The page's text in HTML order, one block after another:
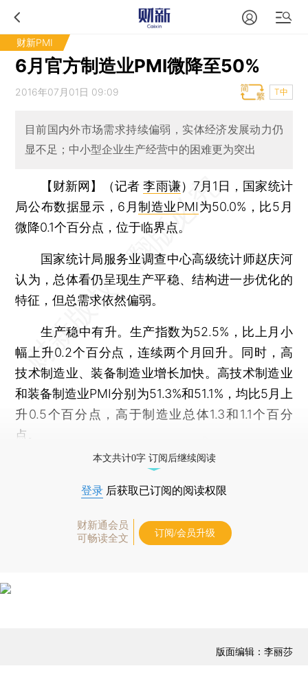
财新PMI
6月官方制造业PMI微降至50%
2016年07月01日 09:09 T中
目前国内外市场需求持续偏弱，实体经济发展动力仍
显不足；中小型企业生产经营中的困难更为突出
【财新网】（记者李雨谦） 7月1日，国家统计
局公布数据显示，6月制造业PMI为50.0%，比5月
微降0.1个百分点，位于临界点。
国家统计局服务业调查中心高级统计师赵庆河
认为，总体看仍呈现生产平稳、结构进一步优化的
特征，但总需求依然偏弱。
生产稳中有升。生产指数为52.5%，比上月小
幅上升0.2个百分点，连续两个月回升。同时，高
技术制造业、装备制造业增长加快。高技术制造业
和装备制造业PMI分别为51.3%和51.1%，均比5月上
升0.5个百分点，高于制造业总体1.3和1.1个百分
点。
本文共计0字 订阅后继续阅读
登录 后获取已订阅的阅读权限
财新通会员
可畅读全文
订阅/会员升级
版面编辑：李丽莎